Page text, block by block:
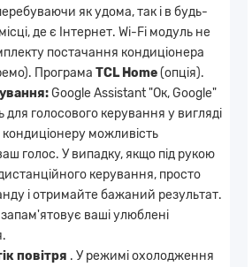
як удома, так і в будь-
де є Інтернет. Wi-Fi модуль не
постачання кондиціонера
Програма TCL Home(опція).
Google Assistant "Ок, Google"
для голосового керування у вигляді
можливість
голос. У випадку, якщо під рукою
керування, просто
і отримайте бажаний результат.
запам'ятовує ваші улюблені
повітря . У режимі охолодження